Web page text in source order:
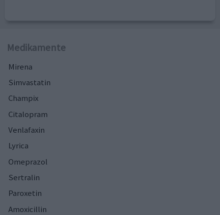
Medikamente
Mirena
Simvastatin
Champix
Citalopram
Venlafaxin
Lyrica
Omeprazol
Sertralin
Paroxetin
Amoxicillin